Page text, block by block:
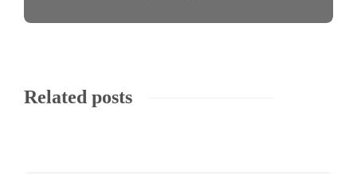
Related posts